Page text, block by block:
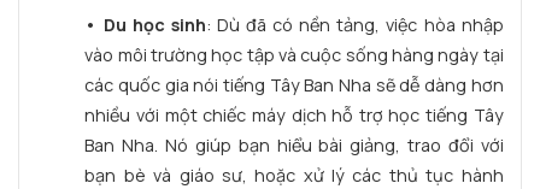
• Du học sinh: Dù đã có nền tảng, việc hòa nhập
vào môi trường học tập và cuộc sống hàng ngày tại
các quốc gia nói tiếng Tây Ban Nha sẽ dễ dàng hơn
nhiều với một chiếc máy dịch hỗ trợ học tiếng Tây
Ban Nha. Nó giúp bạn hiểu bài giảng, trao đổi với
bạn bè và giáo sư, hoặc xử lý các thủ tục hành